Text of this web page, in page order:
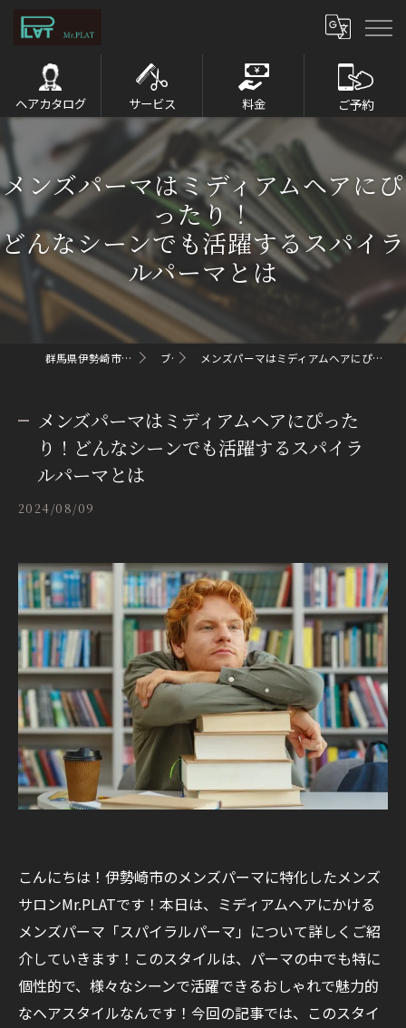
ヘアカタログ サービス 料金 ご予約
メンズパーマはミディアムヘアにぴ
ったり！
どんなシーンでも活躍するスパイラ
ルパーマとは
群馬県伊勢崎市のメンズパーマならMr.PLAT ブログ メンズパーマはミディアムヘアにぴったり！どんなシーンでも活躍するスパイラルパーマとは
メンズパーマはミディアムヘアにぴった
り！どんなシーンでも活躍するスパイラ
ルパーマとは
2024/08/09
こんにちは！伊勢崎市のメンズパーマに特化したメンズ
サロンMr.PLATです！本日は、ミディアムヘアにかける
メンズパーマ「スパイラルパーマ」について詳しくご紹
介していきます！このスタイルは、パーマの中でも特に
個性的で、様々なシーンで活躍できるおしゃれで魅力的
なヘアスタイルなんです！今回の記事では、このスタイ